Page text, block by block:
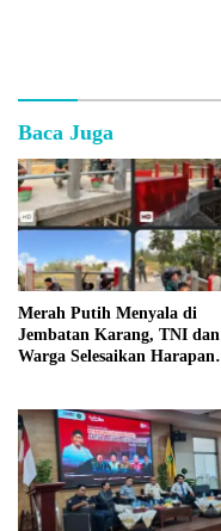
Baca Juga
Merah Putih Menyala di
Jembatan Karang, TNI dan
Warga Selesaikan Harapan